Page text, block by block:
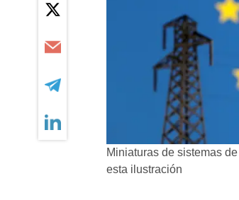
Miniaturas de sistemas
esta ilustración